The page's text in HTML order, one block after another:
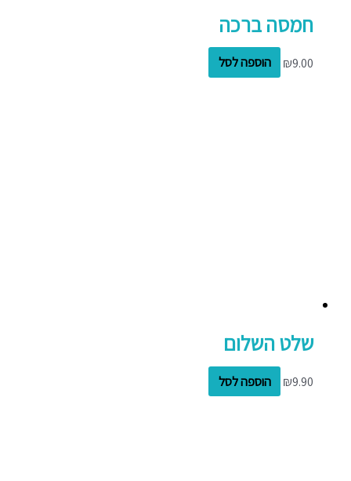
חמסה ברכה
₪9.00 הוספה לסל
שלט השלום
₪9.90 הוספה לסל